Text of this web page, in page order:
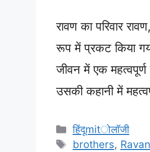
रावण का परिवार
रूप में प्रकट किया
जीवन में एक
उसकी कहानी में
Categories
हिंदूmitोलॉजी
Tags
brothers, Ravan